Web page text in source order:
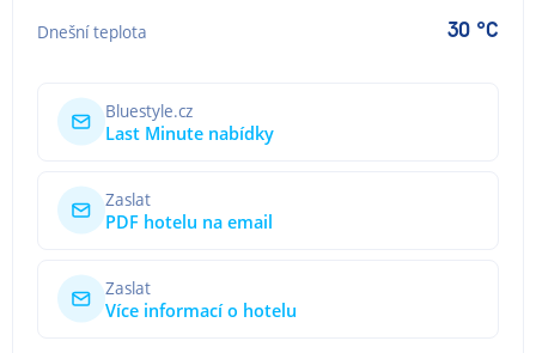
Dnešní teplota 30 °C
Bluestyle.cz
Last Minute nabídky
Zaslat
PDF hotelu na email
Zaslat
Více informací o hotelu